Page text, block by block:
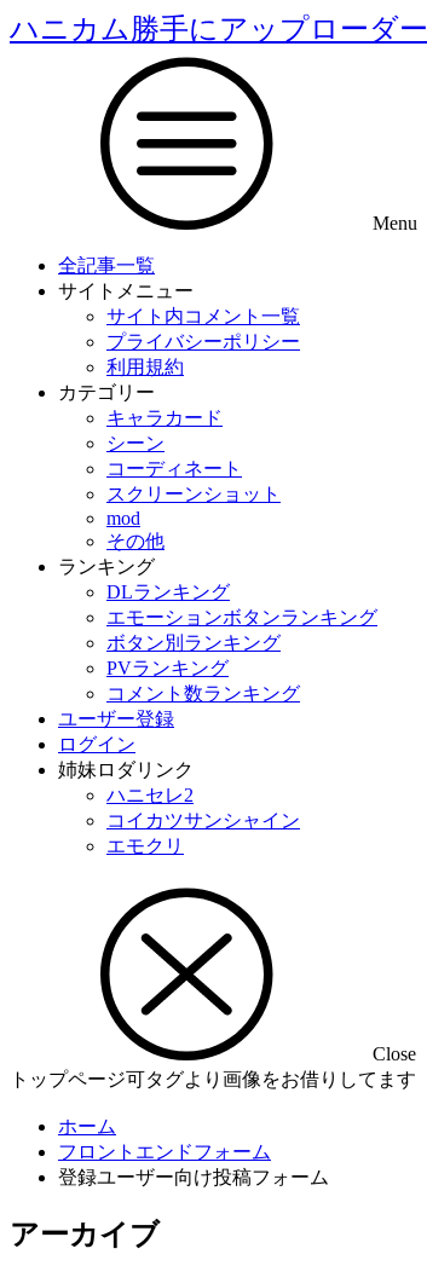
ハニカム勝手にアップローダー
Menu
全記事一覧
サイトメニュー
サイト内コメント一覧
プライバシーポリシー
利用規約
カテゴリー
キャラカード
シーン
コーディネート
スクリーンショット
mod
その他
ランキング
DLランキング
エモーションボタンランキング
ボタン別ランキング
PVランキング
コメント数ランキング
ユーザー登録
ログイン
姉妹ロダリンク
ハニセレ2
コイカツサンシャイン
エモクリ
Close
トップページ可タグより画像をお借りしてます
ホーム
フロントエンドフォーム
登録ユーザー向け投稿フォーム
アーカイブ